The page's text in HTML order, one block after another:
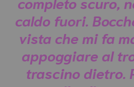
caldo fuori.
vista che mi fa
appoggiare al
trascino dietro.